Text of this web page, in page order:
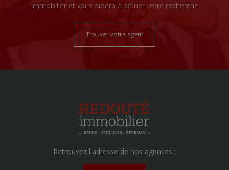
immobilier et vous aidera à affiner votre recherche
Trouver votre agent
Retrouvez l'adresse de nos agences :